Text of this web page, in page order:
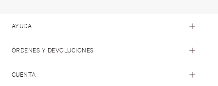
AYUDA
ÓRDENES Y DEVOLUCIONES
CUENTA